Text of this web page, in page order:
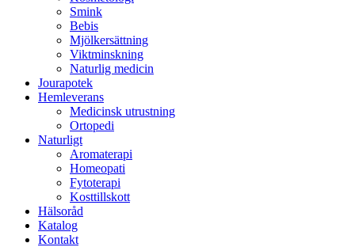
Smink
Bebis
Mjölkersättning
Viktminskning
Naturlig medicin
Jourapotek
Hemleverans
Medicinsk utrustning
Ortopedi
Naturligt
Aromaterapi
Homeopati
Fytoterapi
Kosttillskott
Hälsoråd
Katalog
Kontakt